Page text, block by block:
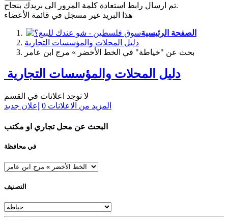
تم ارسال رابط استعادة كلمة المرور الى بريدك بنجاح.
هذا البريد غير مسجل في قائمة الأعضاء
الصفحة الرئيسية
دليل المحلات والمؤسسات التجارية
بحث عن "خياطة" في الخط الأخضر » مرج ابن عامر
دليل المحلات والمؤسسات التجارية
لا توجد اعلانات في القسم
المزيد من الاعلانات 0 إعلان جديد
البحث عن محل تجاري او مكتب
في محافظة
التصنيف